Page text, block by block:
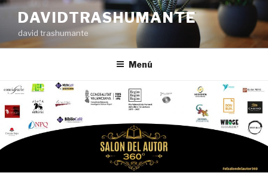
Ir
contenido
DAVIDTRASHUMANTE
david trashumante
Menú